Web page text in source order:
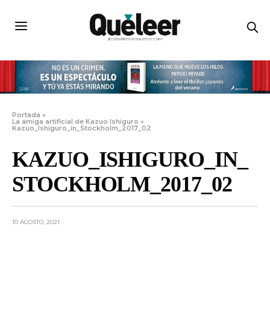
Portada »
La amiga artificial de Kazuo Ishiguro »
Kazuo_Ishiguro_in_Stockholm_2017_02
KAZUO_ISHIGURO_IN_
STOCKHOLM_2017_02
10 AGOSTO, 2021